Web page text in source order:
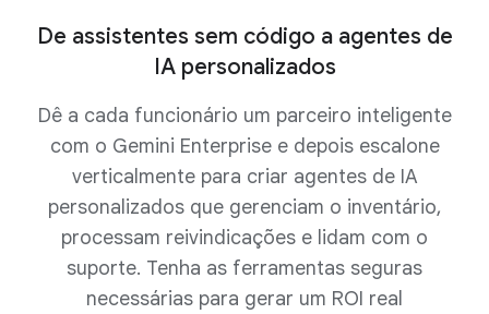
De assistentes sem código a agentes de
IA personalizados
Dê a cada funcionário um parceiro inteligente
com o Gemini Enterprise e depois escalone
verticalmente para criar agentes de IA
personalizados que gerenciam o inventário,
processam reivindicações e lidam com o
suporte. Tenha as ferramentas seguras
necessárias para gerar um ROI real